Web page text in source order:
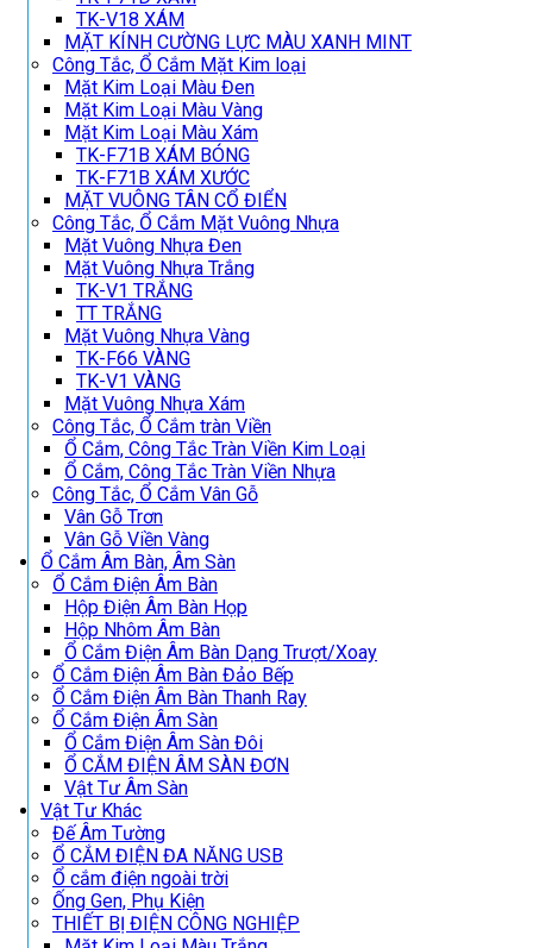
TK-V18 XÁM
MẶT KÍNH CƯỜNG LỰC MÀU XANH MINT
Công Tắc, Ổ Cắm Mặt Kim loại
Mặt Kim Loại Màu Đen
Mặt Kim Loại Màu Vàng
Mặt Kim Loại Màu Xám
TK-F71B XÁM BÓNG
TK-F71B XÁM XƯỚC
MẶT VUÔNG TÂN CỔ ĐIỂN
Công Tắc, Ổ Cắm Mặt Vuông Nhựa
Mặt Vuông Nhựa Đen
Mặt Vuông Nhựa Trắng
TK-V1 TRẮNG
TT TRẮNG
Mặt Vuông Nhựa Vàng
TK-F66 VÀNG
TK-V1 VÀNG
Mặt Vuông Nhựa Xám
Công Tắc, Ổ Cắm tràn Viền
Ổ Cắm, Công Tắc Tràn Viền Kim Loại
Ổ Cắm, Công Tắc Tràn Viền Nhựa
Công Tắc, Ổ Cắm Vân Gỗ
Vân Gỗ Trơn
Vân Gỗ Viền Vàng
Ổ Cắm Âm Bàn, Âm Sàn
Ổ Cắm Điện Âm Bàn
Hộp Điện Âm Bàn Họp
Hộp Nhôm Âm Bàn
Ổ Cắm Điện Âm Bàn Dạng Trượt/Xoay
Ổ Cắm Điện Âm Bàn Đảo Bếp
Ổ Cắm Điện Âm Bàn Thanh Ray
Ổ Cắm Điện Âm Sàn
Ổ Cắm Điện Âm Sàn Đôi
Ổ CẮM ĐIỆN ÂM SÀN ĐƠN
Vật Tư Âm Sàn
Vật Tư Khác
Đế Âm Tường
Ổ CẮM ĐIỆN ĐA NĂNG USB
Ổ cắm điện ngoài trời
Ống Gen, Phụ Kiện
THIẾT BỊ ĐIỆN CÔNG NGHIỆP